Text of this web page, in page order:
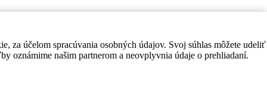
za účelom spracúvania osobných údajov. Svoj súhlas môžete udeliť
oznámime našim partnerom a neovplyvnia údaje o prehliadaní.